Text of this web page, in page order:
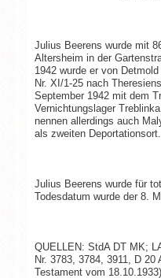
Julius Beerens wurde mit
Altersheim in der
1942 wurde er von
Nr. XI/1-25 nach
September 1942 mit dem
Vernichtungslager
nennen allerdings auch
als zweiten Deportationsort.
Julius Beerens wurde für
Todesdatum wurde der 8.
QUELLEN: StdA DT MK;
Nr. 3783, 3784, 3911, D 20
Testament vom